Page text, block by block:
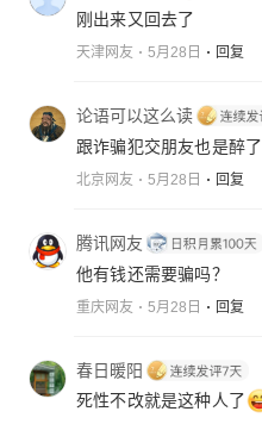
刚出来又回去了
天津网友 5月28日 回复
论语可以这么读
跟诈骗犯交朋友也是醉了
北京网友 5月28日 回复
腾讯网友
他有钱还需要骗吗？
重庆网友 5月28日 回复
春日暖阳
死性不改就是这种人了